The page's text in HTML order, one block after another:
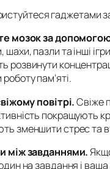
гаджетами
мозок за
пазли та інші
розвинути
пам’яті.
повітрі.Свіже
покращують
зменшити стрес та
між завданнями.
на завдання і